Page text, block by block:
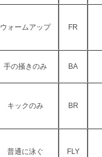
ウォームアップ FR
手の掻きのみ BA
キックのみ BR
普通に泳ぐ FLY